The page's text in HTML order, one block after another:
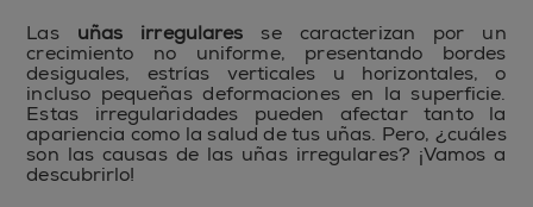
Las uñas irregulares se caracterizan por un
crecimiento no uniforme, presentando bordes
desiguales, estrías verticales u horizontales, o
incluso pequeñas deformaciones en la superficie.
Estas irregularidades pueden afectar tanto la
apariencia como la salud de tus uñas. Pero, ¿cuáles
son las causas de las uñas irregulares? ¡Vamos a
descubrirlo!